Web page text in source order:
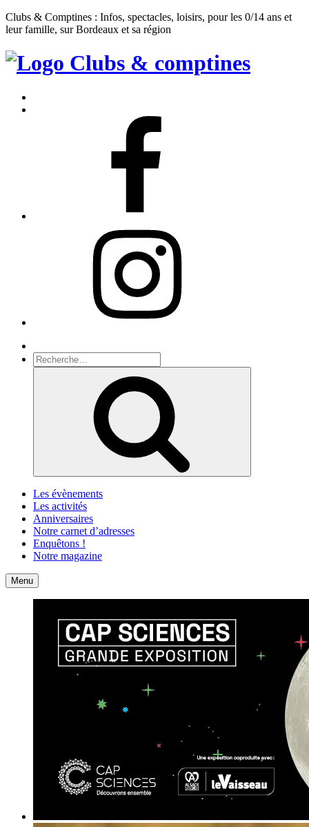
Clubs & Comptines : Infos, spectacles, loisirs, pour les 0/14 ans et
leur famille, sur Bordeaux et sa région
Clubs
Comptines
Recherche
pour
Les évènements
Les activités
Anniversaires
Notre carnet d’adresses
Enquêtons !
Notre magazine
Accueil
Menu Contact